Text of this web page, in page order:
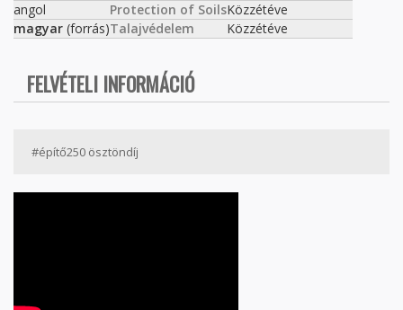
angol
Protection of SoilsKözzétéve
magyar (forrás)Talajvédelem Közzétéve
FELVÉTELI INFORMÁCIÓ
#építő250 ösztöndíj